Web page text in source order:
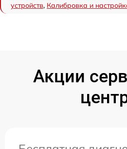
устройств, Калибровка и
Акции